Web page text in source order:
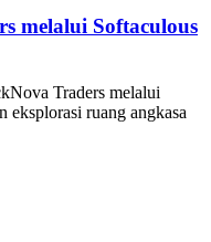
melalui Softaculous
Traders melalui
eksplorasi ruang angkasa